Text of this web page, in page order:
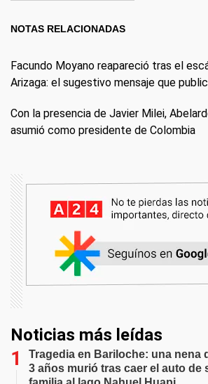
NOTAS RELACIONADAS
Facundo Moyano reapareció tras el
Arizaga: el sugestivo mensaje que
Con la presencia de Javier Milei,
asumió como presidente de Colombia
Noticias más leídas
Tragedia en Bariloche: una nena
3 años murió tras caer el auto de